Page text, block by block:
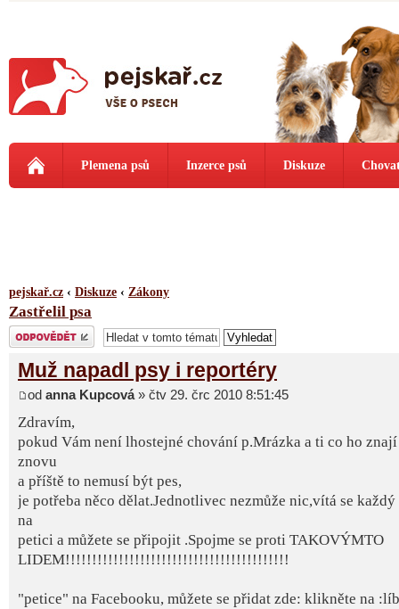
Plemena psů Inzerce psů Diskuze
pejskař.cz ‹ Diskuze ‹ Zákony
Zastřelil psa
Odeslat odpověď
Muž napadl psy i reportéry
od anna Kupcová» čtv 29. črc 2010 8:51:45
Zdravím,
pokud Vám není lhostejné chování p.Mrázka a ti co ho
znovu
a příště to nemusí být pes,
je potřeba něco dělat.Jednotlivec nezmůže nic,vítá se
na
petici a můžete se připojit .Spojme se proti TAKOVÝMTO
LIDEM!!!!!!!!!!!!!!!!!!!!!!!!!!!!!!!!!!!!!!!!!!
"petice" na Facebooku, můžete se přidat zde: klikněte na